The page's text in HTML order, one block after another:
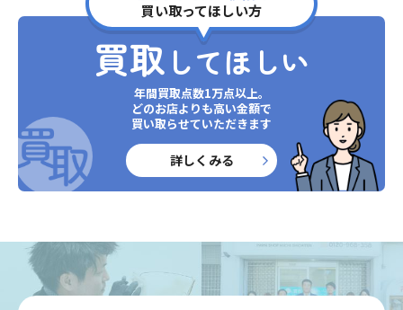
買い取ってほしい方
買取 してほしい
年間買取点数1万点以上。
どのお店よりも高い金額で
買い取らせていただきます
詳しくみる